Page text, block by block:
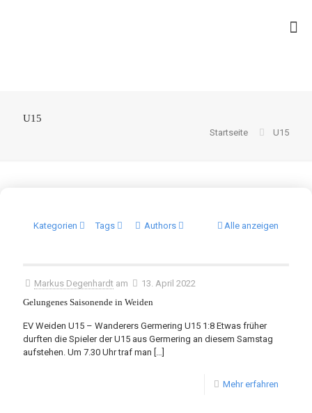
U15
Startseite U15
Kategorien Tags Authors Alle anzeigen
Markus Degenhardt am
13. April 2022
Gelungenes Saisonende in Weiden
EV Weiden U15 – Wanderers Germering U15 1:8 Etwas früher
durften die Spieler der U15 aus Germering an diesem Samstag
aufstehen. Um 7.30 Uhr traf man […]
Mehr erfahren